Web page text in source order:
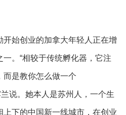
始创业的加拿大年轻人正在增
。“相较于传统孵化器，它注
而是教你怎么做一个
说。她本人是苏州人，一个生
下的中国新一线城市，在创业